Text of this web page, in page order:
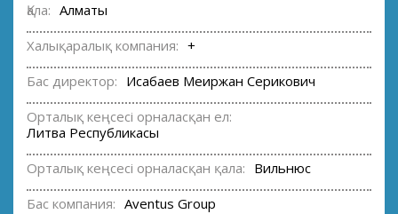
Қала: Алматы
Халықаралық компания: +
Бас директор: Исабаев Меиржан Серикович
Орталық кеңсесі орналасқан ел:
Литва Республикасы
Орталық кеңсесі орналасқан қала: Вильнюс
Бас компания: Aventus Group